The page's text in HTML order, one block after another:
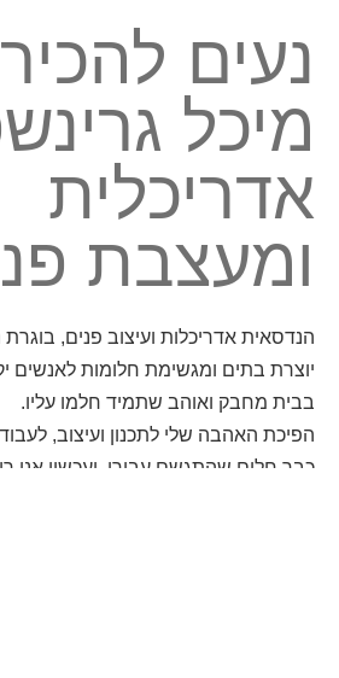
נעים
מיכל
אדריכלית
ומעצבת
הנדסאית אדריכלות ועיצוב פנים, בוגרת
יוצרת בתים ומגשימת חלומות לאנשים
בבית מחבק ואוהב שתמיד חלמו עליו.
הפיכת האהבה שלי לתכנון ועיצוב,
כבר חלום שהתגשם עבורי, ועכשיו אני